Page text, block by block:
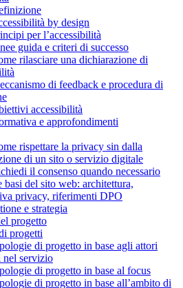
by design
per l’accessibilità
guida e criteri di successo
rilasciare una dichiarazione di
di feedback e procedura di
accessibilità
e approfondimenti
rispettare la privacy sin dalla
di un sito o servizio digitale
il consenso quando necessario
basi del sito web: architettura,
privacy, riferimenti DPO
e strategia
progetto
progetti
di progetto in base agli attori
servizio
di progetto in base al focus
di progetto in base all’ambito di